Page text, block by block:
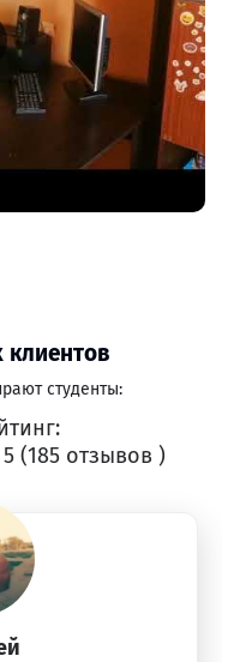
студенты:
(185 отзывов )